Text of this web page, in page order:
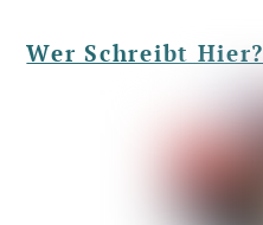
Wer Schreibt Hier?